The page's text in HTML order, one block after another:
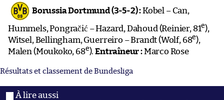
Borussia Dortmund (3-5-2) :Kobel – Can,
Hummels, Pongračić – Hazard, Dahoud (Reinier, 81e),
Witsel, Bellingham, Guerreiro – Brandt (Wolf, 68e),
Malen (Moukoko, 68e).Entraîneur :Marco Rose
Résultats et classement de Bundesliga